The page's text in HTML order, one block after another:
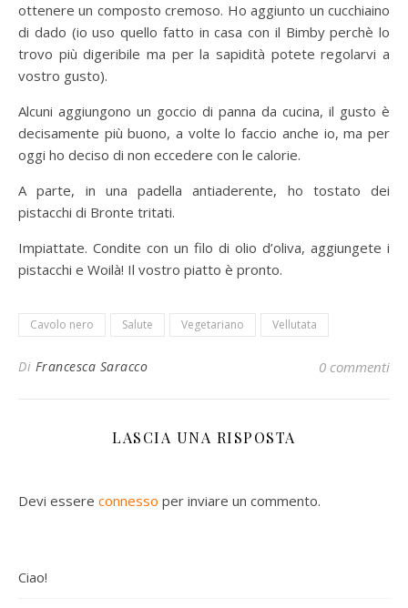
ottenere un composto cremoso. Ho aggiunto un cucchiaino
di dado (io uso quello fatto in casa con il Bimby perchè lo
trovo più digeribile ma per la sapidità potete regolarvi a
vostro gusto).
Alcuni aggiungono un goccio di panna da cucina, il gusto è
decisamente più buono, a volte lo faccio anche io, ma per
oggi ho deciso di non eccedere con le calorie.
A parte, in una padella antiaderente, ho tostato dei
pistacchi di Bronte tritati.
Impiattate. Condite con un filo di olio d’oliva, aggiungete i
pistacchi e Woilà! Il vostro piatto è pronto.
Cavolo nero Salute Vegetariano Vellutata
Di Francesca Saracco 0 commenti
LASCIA UNA RISPOSTA
Devi essere connesso per inviare un commento.
Ciao!